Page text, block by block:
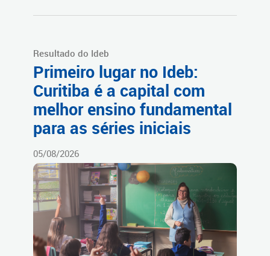
Resultado do Ideb
Primeiro lugar no Ideb:
Curitiba é a capital com
melhor ensino fundamental
para as séries iniciais
05/08/2026